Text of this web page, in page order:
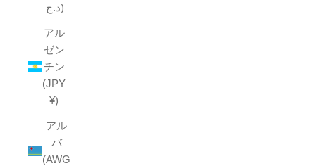
د.ج)
アル
ゼン
チン
(JPY
¥)
アル
バ
(AWG